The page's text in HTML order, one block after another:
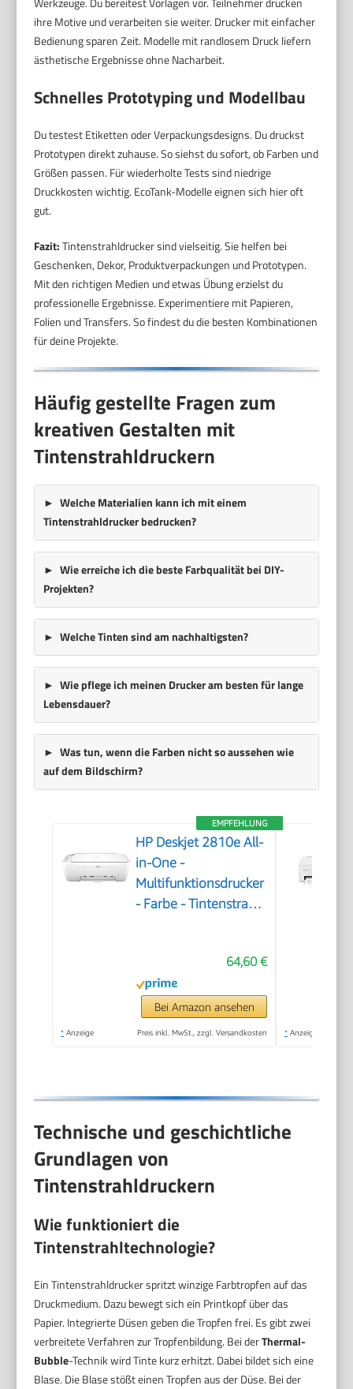
ihre Motive und verarbeiten sie weiter. Drucker mit einfacher
Bedienung sparen Zeit. Modelle mit randlosem Druck liefern
ästhetische Ergebnisse ohne Nacharbeit.
Schnelles Prototyping und Modellbau
Du testest Etiketten oder Verpackungsdesigns. Du druckst
Prototypen direkt zuhause. So siehst du sofort, ob Farben und
Größen passen. Für wiederholte Tests sind niedrige
Druckkosten wichtig. EcoTank-Modelle eignen sich hier oft
gut.
Fazit:Tintenstrahldrucker sind vielseitig. Sie helfen bei
Geschenken, Dekor, Produktverpackungen und Prototypen.
Mit den richtigen Medien und etwas Übung erzielst du
professionelle Ergebnisse. Experimentiere mit Papieren,
Folien und Transfers. So findest du die besten Kombinationen
für deine Projekte.
Häufig gestellte Fragen zum
kreativen Gestalten mit
Tintenstrahldruckern
Welche Materialien kann ich mit einem
Tintenstrahldrucker bedrucken?
Wie erreiche ich die beste Farbqualität bei DIY-
Projekten?
Welche Tinten sind am nachhaltigsten?
Wie pflege ich meinen Drucker am besten für lange
Lebensdauer?
Was tun, wenn die Farben nicht so aussehen wie
auf dem Bildschirm?
EMPFEHLUNG
HP Deskjet 2810e All-
in-One -
Multifunktionsdrucker
- Farbe - Tintenstrahl
(Medien) - bis zu 7.5
Seiten/Min. (Drucken)
- 60 Blatt - USB 2.0,
Bluetooth, Wi-Fi(n)
64,60 €
Bei Amazon ansehen
* Anzeige Preis inkl. MwSt., zzgl. Versandkosten * Anzeige
Technische und geschichtliche
Grundlagen von
Tintenstrahldruckern
Wie funktioniert die
Tintenstrahltechnologie?
Ein Tintenstrahldrucker spritzt winzige Farbtropfen auf das
Druckmedium. Dazu bewegt sich ein Printkopf über das
Papier. Integrierte Düsen geben die Tropfen frei. Es gibt zwei
verbreitete Verfahren zur Tropfenbildung. Bei derThermal-
Bubble-Technik wird Tinte kurz erhitzt. Dabei bildet sich eine
Blase. Die Blase stößt einen Tropfen aus der Düse. Bei der